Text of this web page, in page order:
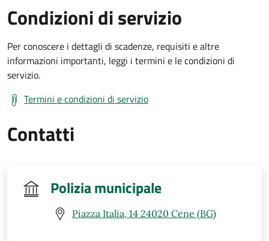
Condizioni di servizio
Per conoscere i dettagli di scadenze, requisiti e altre
informazioni importanti, leggi i termini e le condizioni di
servizio.
Termini e condizioni di servizio
Contatti
Polizia municipale
Piazza Italia, 14 24020 Cene (BG)